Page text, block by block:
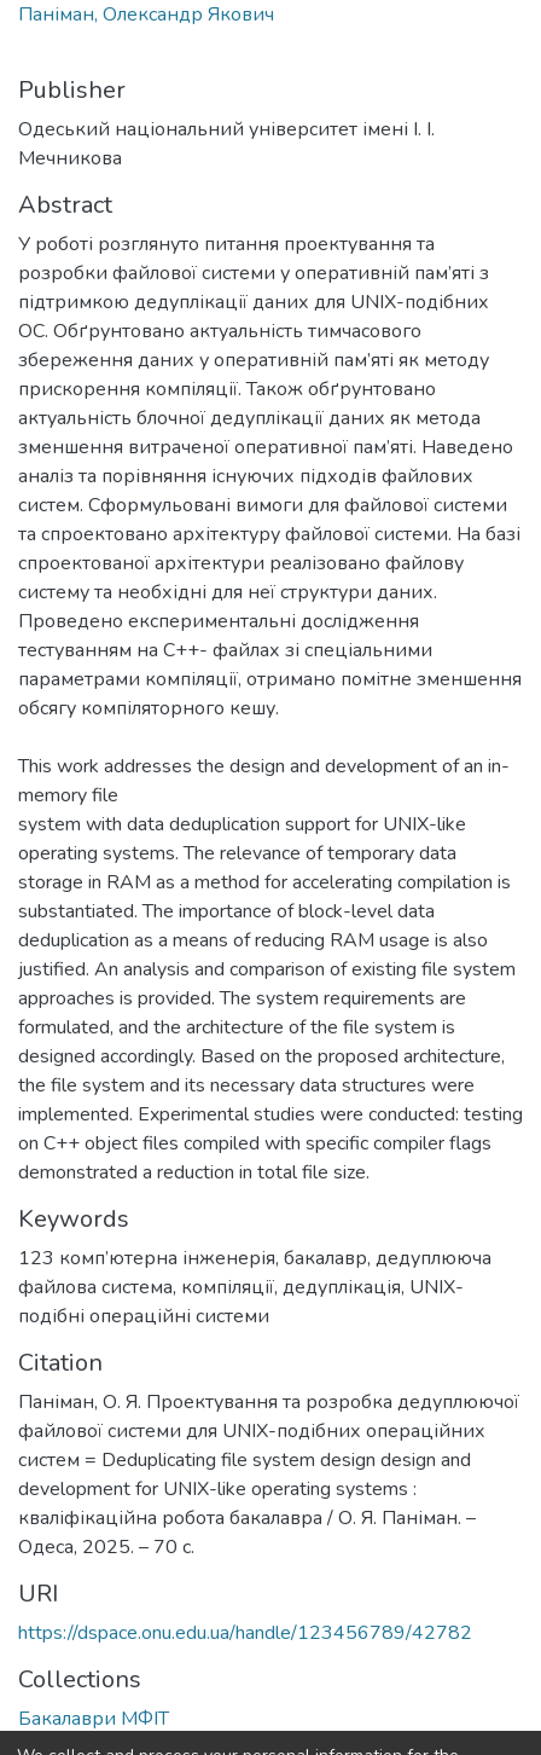
Паніман, Олександр Якович
Publisher
Одеський національний університет імені І. І.
Мечникова
Abstract
У роботі розглянуто питання проектування та
розробки файлової системи у оперативній пам’яті з
підтримкою дедуплікації даних для UNIX-подібних
ОС. Обґрунтовано актуальність тимчасового
збереження даних у оперативній пам’яті як методу
прискорення компіляції. Також обґрунтовано
актуальність блочної дедуплікації даних як метода
зменшення витраченої оперативної пам’яті. Наведено
аналіз та порівняння існуючих підходів файлових
систем. Сформульовані вимоги для файлової системи
та спроектовано архітектуру файлової системи. На базі
спроектованої архітектури реалізовано файлову
систему та необхідні для неї структури даних.
Проведено експериментальні дослідження
тестуванням на С++- файлах зі спеціальними
параметрами компіляції, отримано помітне зменшення
обсягу компіляторного кешу.
This work addresses the design and development of an in-
memory file
system with data deduplication support for UNIX-like
operating systems. The relevance of temporary data
storage in RAM as a method for accelerating compilation is
substantiated. The importance of block-level data
deduplication as a means of reducing RAM usage is also
justified. An analysis and comparison of existing file system
approaches is provided. The system requirements are
formulated, and the architecture of the file system is
designed accordingly. Based on the proposed architecture,
the file system and its necessary data structures were
implemented. Experimental studies were conducted: testing
on C++ object files compiled with specific compiler flags
demonstrated a reduction in total file size.
Keywords
123 комп’ютерна інженерія, бакалавр, дедуплююча
файлова система, компіляції, дедуплікація, UNIX-
подібні операційні системи
Citation
Паніман, О. Я. Проектування та розробка дедуплюючої
файлової системи для UNIX-подібних операційних
систем = Deduplicating file system design design and
development for UNIX-like operating systems :
кваліфікаційна робота бакалавра / О. Я. Паніман. –
Одеса, 2025. – 70 с.
URI
https://dspace.onu.edu.ua/handle/123456789/42782
Collections
Бакалаври МФІТ